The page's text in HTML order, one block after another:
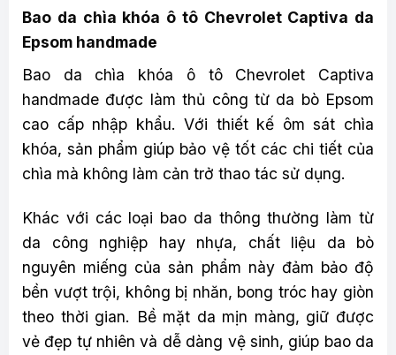
Bao da chìa khóa ô tô Chevrolet Captiva da
Epsom handmade
Bao da chìa khóa ô tô Chevrolet Captiva
handmade được làm thủ công từ da bò Epsom
cao cấp nhập khẩu. Với thiết kế ôm sát chìa
khóa, sản phẩm giúp bảo vệ tốt các chi tiết của
chìa mà không làm cản trở thao tác sử dụng.
Khác với các loại bao da thông thường làm từ
da công nghiệp hay nhựa, chất liệu da bò
nguyên miếng của sản phẩm này đảm bảo độ
bền vượt trội, không bị nhăn, bong tróc hay giòn
theo thời gian. Bề mặt da mịn màng, giữ được
vẻ đẹp tự nhiên và dễ dàng vệ sinh, giúp bao da